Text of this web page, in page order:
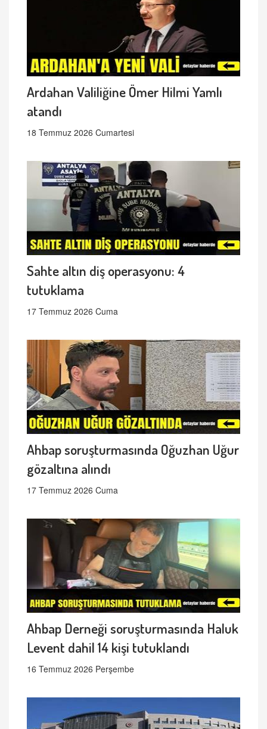
Ardahan Valiliğine Ömer Hilmi Yamlı
atandı
18 Temmuz 2026 Cumartesi
Sahte altın diş operasyonu: 4
tutuklama
17 Temmuz 2026 Cuma
Ahbap soruşturmasında Oğuzhan Uğur
gözaltına alındı
17 Temmuz 2026 Cuma
Ahbap Derneği soruşturmasında Haluk
Levent dahil 14 kişi tutuklandı
16 Temmuz 2026 Perşembe